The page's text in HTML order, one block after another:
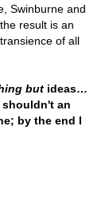
Swinburne and
result is an
of all
but ideas…
shouldn't an
by the end I